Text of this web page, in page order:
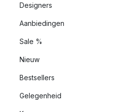
Designers
Aanbiedingen
Sale %
Nieuw
Bestsellers
Gelegenheid